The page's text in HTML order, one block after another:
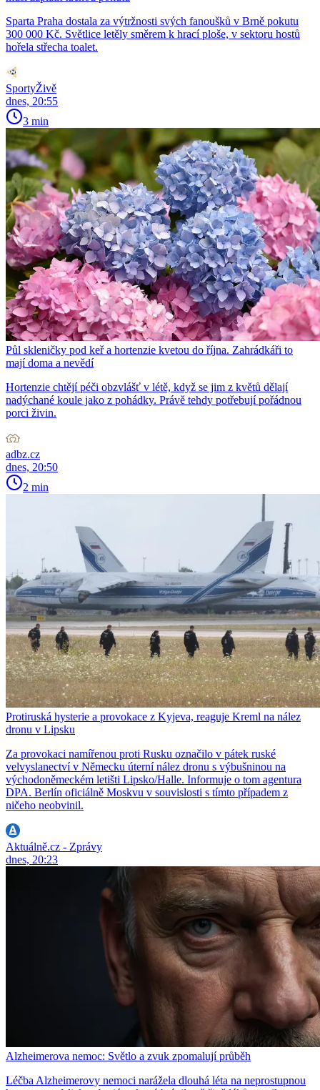
Sparta Praha dostala za výtržnosti svých fanoušků v Brně pokutu
300 000 Kč. Světlice letěly směrem k hrací ploše, v sektoru hostů
hořela střecha toalet.
SportyŽivě
dnes, 20:55
3 min
Půl skleničky pod keř a hortenzie kvetou do října. Zahrádkáři to
mají doma a nevědí
Hortenzie chtějí péči obzvlášť v létě, když se jim z květů dělají
nadýchané koule jako z pohádky. Právě tehdy potřebují pořádnou
porci živin.
adbz.cz
dnes, 20:50
2 min
Protiruská hysterie a provokace z Kyjeva, reaguje Kreml na nález
dronu v Lipsku
Za provokaci namířenou proti Rusku označilo v pátek ruské
velvyslanectví v Německu úterní nález dronu s výbušninou na
východoněmeckém letišti Lipsko/Halle. Informuje o tom agentura
DPA. Berlín oficiálně Moskvu v souvislosti s tímto případem z
ničeho neobvinil.
Aktuálně.cz - Zprávy
dnes, 20:23
Alzheimerova nemoc: Světlo a zvuk zpomalují průběh
Léčba Alzheimerovy nemoci narážela dlouhá léta na neprostupnou